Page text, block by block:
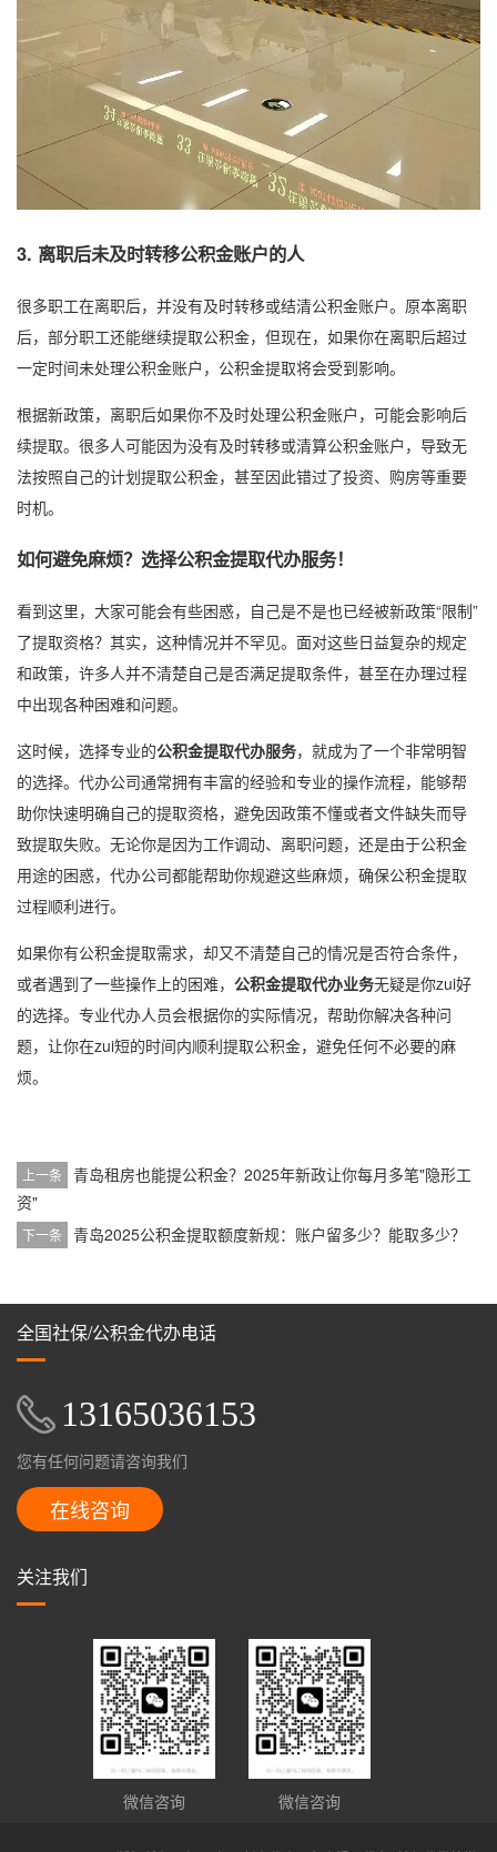
3. 离职后未及时转移公积金账户的人
很多职工在离职后，并没有及时转移或结清公积金账户。原本离职
后，部分职工还能继续提取公积金，但现在，如果你在离职后超过
一定时间未处理公积金账户，公积金提取将会受到影响。
根据新政策，离职后如果你不及时处理公积金账户，可能会影响后
续提取。很多人可能因为没有及时转移或清算公积金账户，导致无
法按照自己的计划提取公积金，甚至因此错过了投资、购房等重要
时机。
如何避免麻烦？选择公积金提取代办服务！
看到这里，大家可能会有些困惑，自己是不是也已经被新政策“限制”
了提取资格？其实，这种情况并不罕见。面对这些日益复杂的规定
和政策，许多人并不清楚自己是否满足提取条件，甚至在办理过程
中出现各种困难和问题。
这时候，选择专业的公积金提取代办服务，就成为了一个非常明智
的选择。代办公司通常拥有丰富的经验和专业的操作流程，能够帮
助你快速明确自己的提取资格，避免因政策不懂或者文件缺失而导
致提取失败。无论你是因为工作调动、离职问题，还是由于公积金
用途的困惑，代办公司都能帮助你规避这些麻烦，确保公积金提取
过程顺利进行。
如果你有公积金提取需求，却又不清楚自己的情况是否符合条件，
或者遇到了一些操作上的困难， 公积金提取代办业务无疑是你zui好
的选择。专业代办人员会根据你的实际情况，帮助你解决各种问
题，让你在zui短的时间内顺利提取公积金，避免任何不必要的麻
烦。
上一条
青岛租房也能提公积金？2025年新政让你每月多笔"隐形工
资"
下一条 青岛2025公积金提取额度新规：账户留多少？能取多少？
全国社保/公积金代办电话
13165036153
您有任何问题请咨询我们
在线咨询
关注我们
微信咨询 微信咨询